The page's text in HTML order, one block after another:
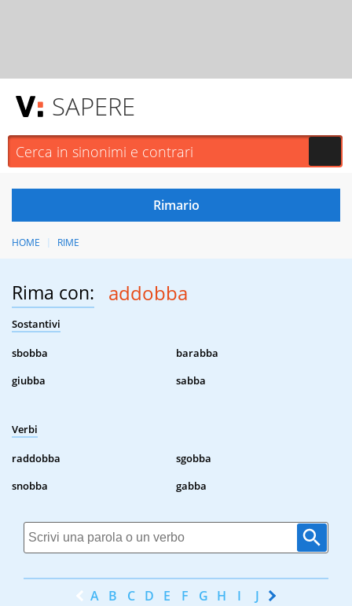
SAPERE
HOME RIME
Rima con: addobba
Sostantivi
sbobba
barabba
giubba
sabba
Verbi
raddobba
sgobba
snobba
gabba
A B C D E F G H I J K